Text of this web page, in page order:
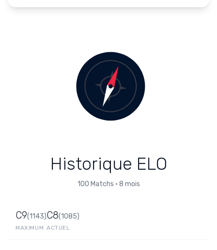
Historique ELO
100 Matchs • 8 mois
C9(1143)
MAXIMUM
C8(1085)
ACTUEL